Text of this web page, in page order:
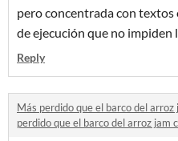
pero concentrada con
de ejecución que no impiden
Reply
Más perdido que el barco del arroz
perdido que el barco del arroz jam